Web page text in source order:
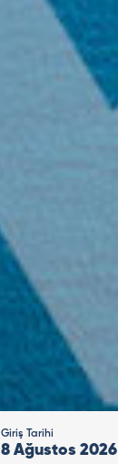
Giriş Tarihi
8 Ağustos 2026